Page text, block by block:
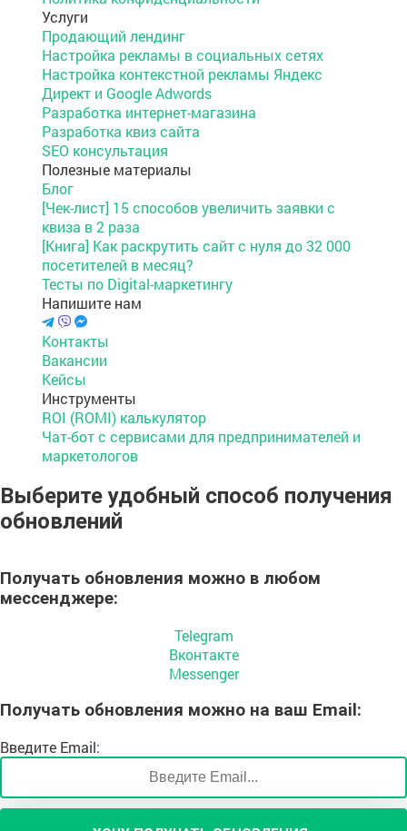
Услуги
Продающий лендинг
Настройка рекламы в социальных сетях
Настройка контекстной рекламы Яндекс
Директ и Google Adwords
Разработка интернет-магазина
Разработка квиз сайта
SEO консультация
Полезные материалы
Блог
[Чек-лист] 15 способов увеличить заявки с
квиза в 2 раза
[Книга] Как раскрутить сайт с нуля до 32 000
посетителей в месяц?
Тесты по Digital-маркетингу
Напишите нам
Контакты
Вакансии
Кейсы
Инструменты
ROI (ROMI) калькулятор
Чат-бот с сервисами для предпринимателей и
маркетологов
Выберите удобный способ получения
обновлений
Получать обновления можно в любом
мессенджере:
Telegram
Вконтакте
Messenger
Получать обновления можно на ваш Email :
Введите Email: